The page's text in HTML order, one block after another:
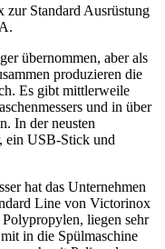
zur Standard Ausrüstung
übernommen, aber als
produzieren die
Es gibt mittlerweile
und in über
In der neusten
ein USB-Stick und
hat das Unternehmen
Line von Victorinox
liegen sehr
in die Spülmaschine